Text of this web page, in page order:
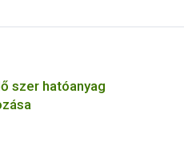
szer hatóanyag